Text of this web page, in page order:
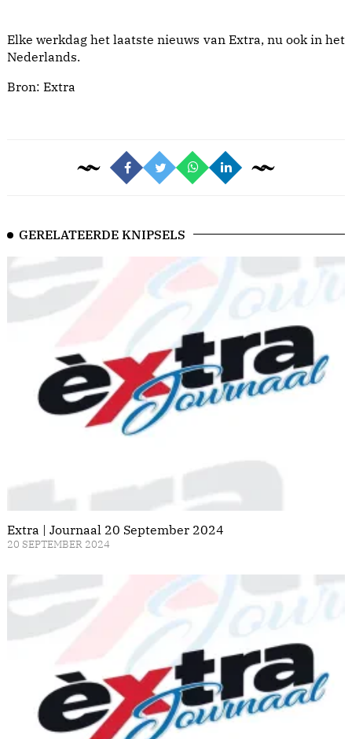
Elke werkdag het laatste nieuws van Extra, nu ook in het
Nederlands.
Bron: Extra
GERELATEERDE KNIPSELS
Extra | Journaal 20 September 2024
20 SEPTEMBER 2024